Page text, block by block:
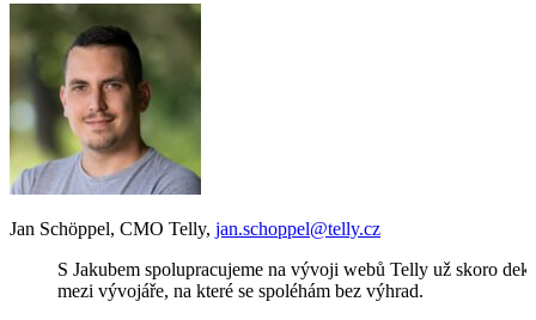
Jan Schöppel, CMO Telly, jan.schoppel@telly.cz
S Jakubem spolupracujeme na vývoji webů Telly už skoro
mezi vývojáře, na které se spoléhám bez výhrad.